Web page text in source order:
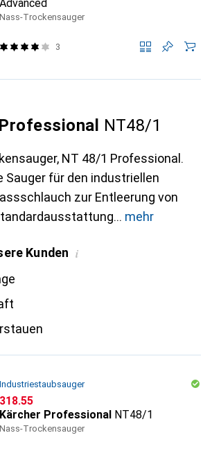
Advanced
Nass-Trockensauger
3
NT48/1
NT 48/1 Professional.
Sauger für den industriellen
zur Entleerung von
mehr
Kunden i
Industriestaubsauger
CHF
318.55
Kärcher Professional NT48/1
Nass-Trockensauger